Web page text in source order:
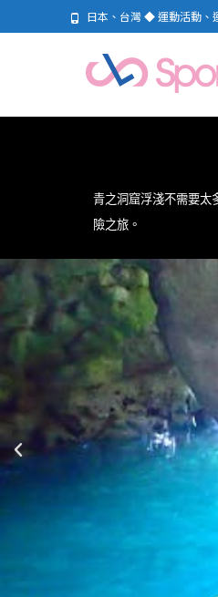
日本、台灣 ◆ 運動活動、
青之洞窟浮淺不需要太
險之旅。